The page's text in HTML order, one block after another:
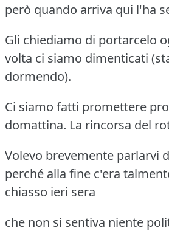
però quando arriva qui l'ha
Gli chiediamo di portarcelo
volta ci siamo dimenticati
dormendo).
Ci siamo fatti promettere
domattina. La rincorsa del
Volevo brevemente parlarvi
perché alla fine c'era
chiasso ieri sera
che non si sentiva niente